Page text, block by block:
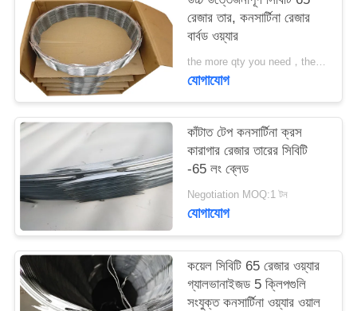
রেজার তার, কনসার্টিনা রেজার
বার্বড ওয়্যার
the more qty you need，the cheaper price is MOQ:200 রোলস
যোগাযোগ
কাঁটাত টেপ কনসার্টিনা ক্রস
কারাগার রেজার তারের সিবিটি
-65 লং ব্লেড
Negotiation MOQ:1 টন
যোগাযোগ
কয়েল সিবিটি 65 রেজার ওয়্যার
গ্যালভানাইজড 5 ক্লিপগুলি
সংযুক্ত কনসার্টিনা ওয়্যার ওয়াল